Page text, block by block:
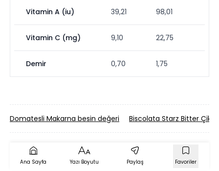
Vitamin A (iu) 39,21 98,01
Vitamin C (mg) 9,10 22,75
Demir 0,70 1,75
Domatesli Makarna besin değeri Biscolata Starz Bitter
Ana Sayfa Yazı Boyutu Paylaş Favoriler